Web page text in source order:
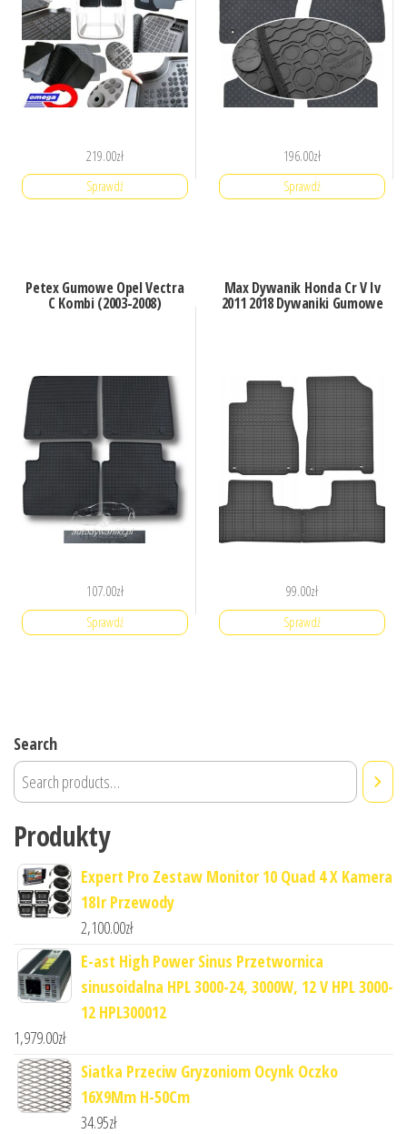
219.00zł
Sprawdź
196.00zł
Sprawdź
Petex Gumowe Opel Vectra
C Kombi (2003-2008)
107.00zł
Sprawdź
Max Dywanik Honda Cr V Iv
2011 2018 Dywaniki Gumowe
99.00zł
Sprawdź
Search
Produkty
Expert Pro Zestaw Monitor 10 Quad 4 X Kamera
18Ir Przewody
2,100.00zł
E-ast High Power Sinus Przetwornica
sinusoidalna HPL 3000-24, 3000W, 12 V HPL 3000-
12 HPL300012
1,979.00zł
Siatka Przeciw Gryzoniom Ocynk Oczko
16X9Mm H-50Cm
34.95zł